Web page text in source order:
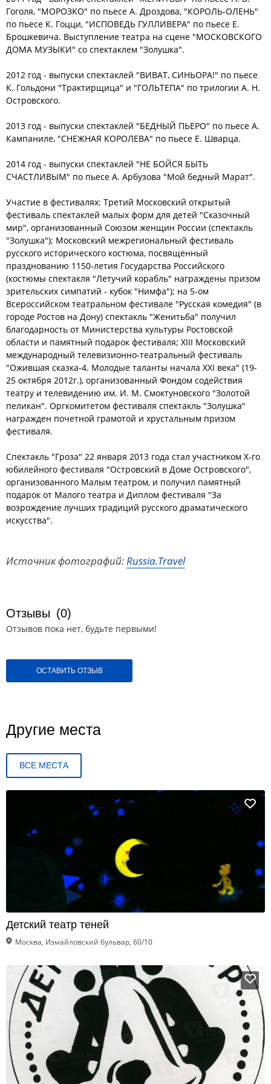
Гоголя, "МОРОЗКО" по пьесе А. Дроздова, "КОРОЛЬ-ОЛЕНЬ"
по пьесе К. Гоцци, "ИСПОВЕДЬ ГУЛЛИВЕРА" по пьесе Е.
Брошкевича. Выступление театра на сцене "МОСКОВСКОГО
ДОМА МУЗЫКИ" со спектаклем "Золушка".
2012 год - выпуски спектаклей "ВИВАТ, СИНЬОРА!" по пьесе
К. Гольдони "Трактирщица" и "ГОЛЬТЕПА" по трилогии А. Н.
Островского.
2013 год - выпуски спектаклей "БЕДНЫЙ ПЬЕРО" по пьесе А.
Кампаниле, "СНЕЖНАЯ КОРОЛЕВА" по пьесе Е. Шварца.
2014 год - выпуски спектаклей "НЕ БОЙСЯ БЫТЬ
СЧАСТЛИВЫМ" по пьесе А. Арбузова "Мой бедный Марат".
Участие в фестивалях: Третий Московский открытый
фестиваль спектаклей малых форм для детей "Сказочный
мир", организованный Союзом женщин России (спектакль
"Золушка"); Московский межрегиональный фестиваль
русского исторического костюма, посвященный
празднованию 1150-летия Государства Российского
(костюмы спектакля "Летучий корабль" награждены призом
зрительских симпатий - кубок "Нимфа"); на 5-ом
Всероссийском театральном фестивале "Русская комедия" (в
городе Ростов на Дону) спектакль "Женитьба" получил
благодарность от Министерства культуры Ростовской
области и памятный подарок фестиваля; XIII Московский
международный телевизионно-театральный фестиваль
"Ожившая сказка-4. Молодые таланты начала XXI века" (19-
25 октября 2012г.), организованный Фондом содействия
театру и телевидению им. И. М. Смоктуновского "Золотой
пеликан". Оргкомитетом фестиваля спектакль "Золушка"
награжден почетной грамотой и хрустальным призом
фестиваля.
Спектакль "Гроза" 22 января 2013 года стал участником X-го
юбилейного фестиваля "Островский в Доме Островского",
организованного Малым театром, и получил памятный
подарок от Малого театра и Диплом фестиваля "За
возрождение лучших традиций русского драматического
искусства".
Источник фотографий:Russia.Travel
Отзывы (0)
Отзывов пока нет, будьте первыми!
ОСТАВИТЬ ОТЗЫВ
Другие места
ВСЕ МЕСТА
Детский театр теней
Москва, Измайловский бульвар, 60/10